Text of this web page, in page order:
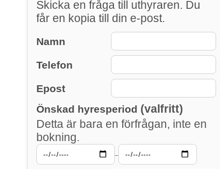
Skicka en fråga till uthyraren. Du
får en kopia till din e-post.
Namn
Telefon
Epost
Önskad hyresperiod (valfritt)
Detta är bara en förfrågan, inte en
bokning.
–